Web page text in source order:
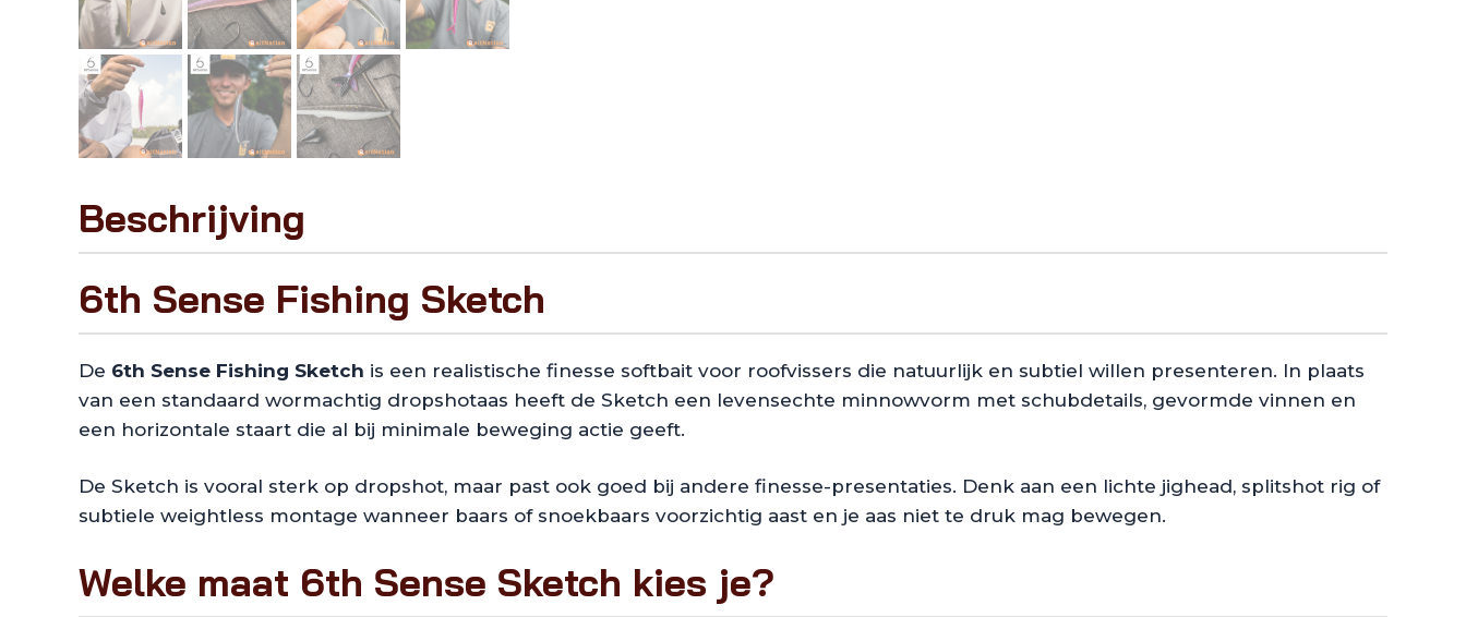
Beschrijving
6th Sense Fishing Sketch
De 6th Sense Fishing Sketch is een realistische finesse softbait voor roofvissers die natuurlijk en subtiel willen presenteren. In plaats
van een standaard wormachtig dropshotaas heeft de Sketch een levensechte minnowvorm met schubdetails, gevormde vinnen en
een horizontale staart die al bij minimale beweging actie geeft.
De Sketch is vooral sterk op dropshot, maar past ook goed bij andere finesse-presentaties. Denk aan een lichte jighead, splitshot rig of
subtiele weightless montage wanneer baars of snoekbaars voorzichtig aast en je aas niet te druk mag bewegen.
Welke maat 6th Sense Sketch kies je?